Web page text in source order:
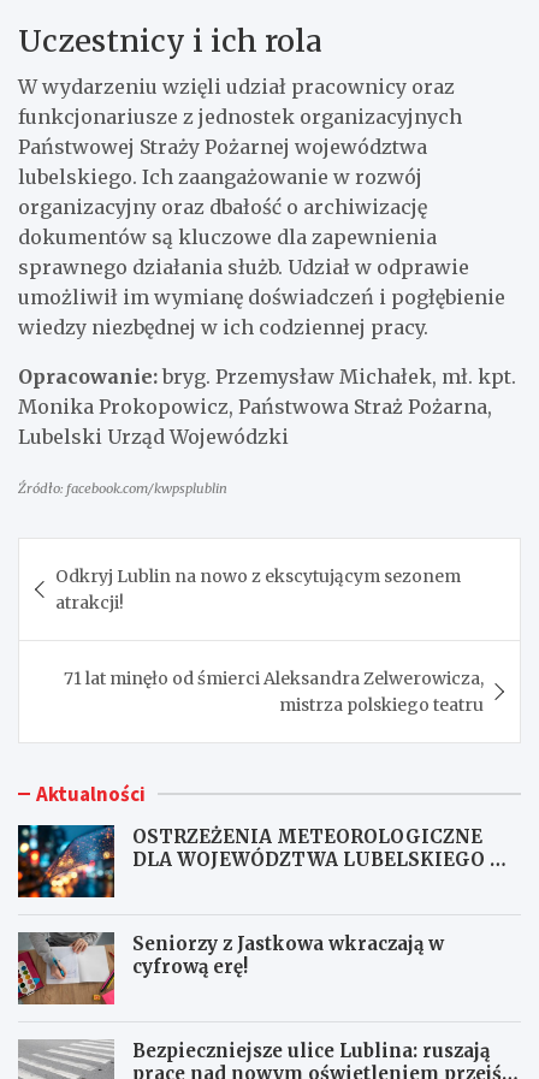
Uczestnicy i ich rola
W wydarzeniu wzięli udział pracownicy oraz
funkcjonariusze z jednostek organizacyjnych
Państwowej Straży Pożarnej województwa
lubelskiego. Ich zaangażowanie w rozwój
organizacyjny oraz dbałość o archiwizację
dokumentów są kluczowe dla zapewnienia
sprawnego działania służb. Udział w odprawie
umożliwił im wymianę doświadczeń i pogłębienie
wiedzy niezbędnej w ich codziennej pracy.
Opracowanie:bryg. Przemysław Michałek, mł. kpt.
Monika Prokopowicz, Państwowa Straż Pożarna,
Lubelski Urząd Wojewódzki
Źródło: facebook.com/kwpsplublin
wpisu
Odkryj Lublin na nowo z ekscytującym sezonem
atrakcji!
71 lat minęło od śmierci Aleksandra Zelwerowicza,
mistrza polskiego teatru
Aktualności
OSTRZEŻENIA METEOROLOGICZNE
DLA WOJEWÓDZTWA LUBELSKIEGO NR
Seniorzy z Jastkowa wkraczają w
cyfrową erę!
Bezpieczniejsze ulice Lublina: ruszają
prace nad nowym oświetleniem przejść